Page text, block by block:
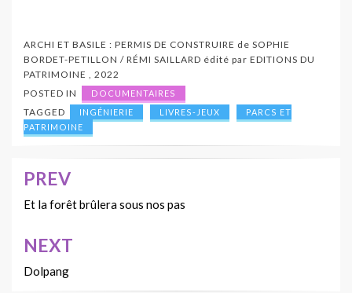
ARCHI ET BASILE : PERMIS DE CONSTRUIRE de SOPHIE
BORDET-PETILLON / RÉMI SAILLARD édité par EDITIONS DU
PATRIMOINE
2022
POSTED IN
DOCUMENTAIRES
TAGGED INGÉNIERIE LIVRES-JEUX
PARCS ET
PATRIMOINE
Navigation
de
l’article
PREV
Et la forêt brûlera sous nos pas
NEXT
Dolpang